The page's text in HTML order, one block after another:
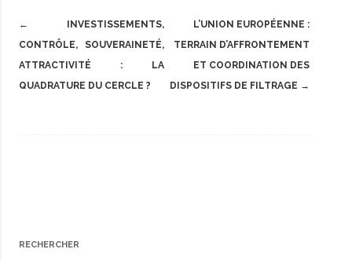
Post
navigation
←
INVESTISSEMENTS,
CONTRÔLE, SOUVERAINETÉ,
ATTRACTIVITÉ : LA
QUADRATURE DU CERCLE ?
L’UNION EUROPÉENNE :
TERRAIN D’AFFRONTEMENT
ET COORDINATION DES
DISPOSITIFS DE FILTRAGE →
RECHERCHER